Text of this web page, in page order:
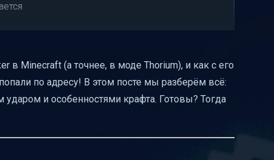
в Minecraft (а точнее, в моде Thorium), и как с его
по адресу! В этом посте мы разберём всё:
ударом и особенностями крафта. Готовы? Тогда